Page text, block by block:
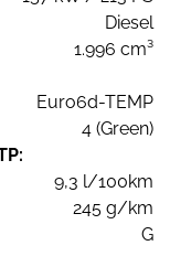
Diesel
1.996 cm³
Euro6d-TEMP
4 (Green)
9,3 l/100km
245 g/km
G